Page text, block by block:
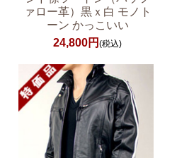
ァロー革）黒ｘ白 モノト
ーン かっこいい
24,800円(税込)